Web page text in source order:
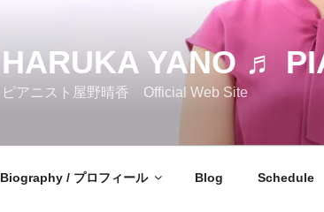
HARUKA YANO ♬
ピアニスト屋野晴香 Official Web Site
Biography / プロフィール Blog Schedule